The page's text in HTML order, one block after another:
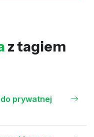
z tagiem
prywatnej